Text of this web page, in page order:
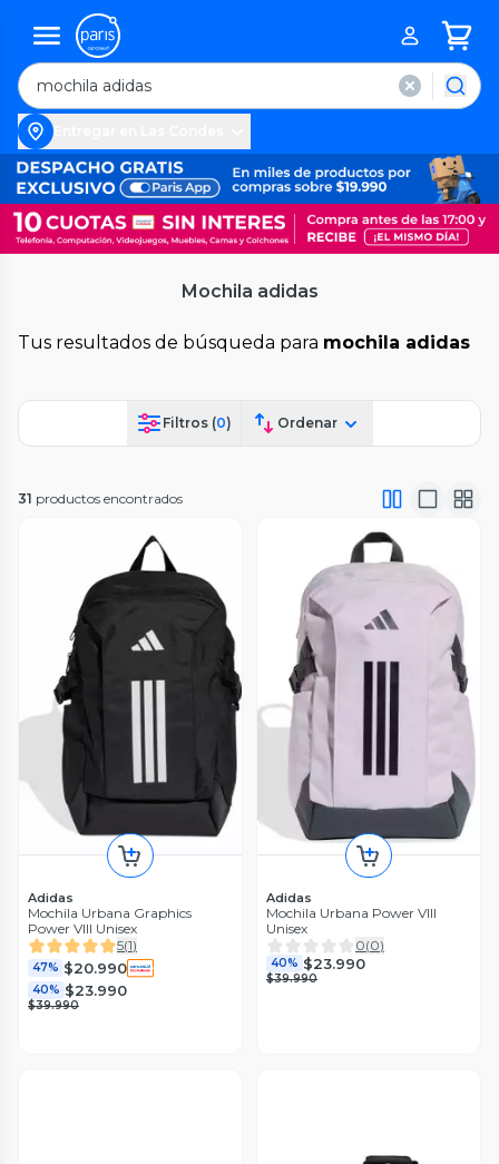
Mochila adidas
Tus resultados de búsqueda para mochila adidas
Filtros (0) Ordenar
31 productos encontrados
Adidas
Mochila Urbana Graphics
Power VIII Unisex
5(1)
47% $20.990
40% $23.990
$39.990
Adidas
Mochila Urbana Power VIII
Unisex
0(0)
40% $23.990
$39.990